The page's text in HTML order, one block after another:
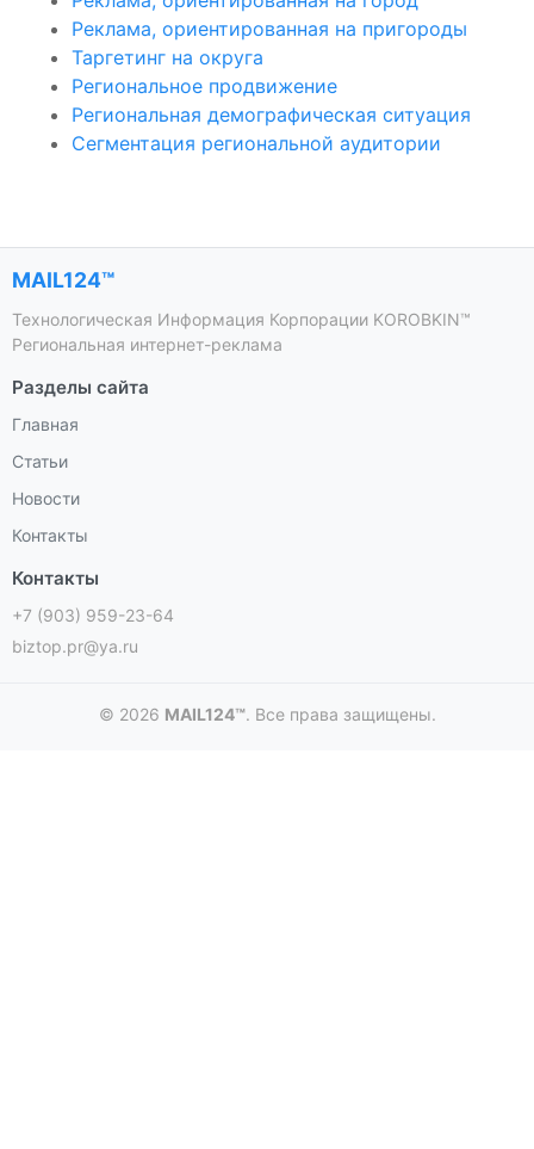
Реклама, ориентированная на пригороды
Таргетинг на округа
Региональное продвижение
Региональная демографическая ситуация
Сегментация региональной аудитории
MAIL124™
Технологическая Информация Корпорации KOROBKIN™
Региональная интернет-реклама
Разделы сайта
Главная
Статьи
Новости
Контакты
Контакты
+7 (903) 959-23-64
biztop.pr@ya.ru
© 2026 MAIL124™. Все права защищены.